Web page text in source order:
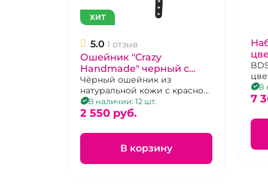
ХИТ
5.0 1 отзыв
Ошейник "Crazy
Handmade" черный с
красной строчкой и
поводком
Чёрный ошейник из
натуральной кожи с красной
строчкой и поводком.
В наличии: 12 шт.
2 550 pуб.
В корзину
В
7